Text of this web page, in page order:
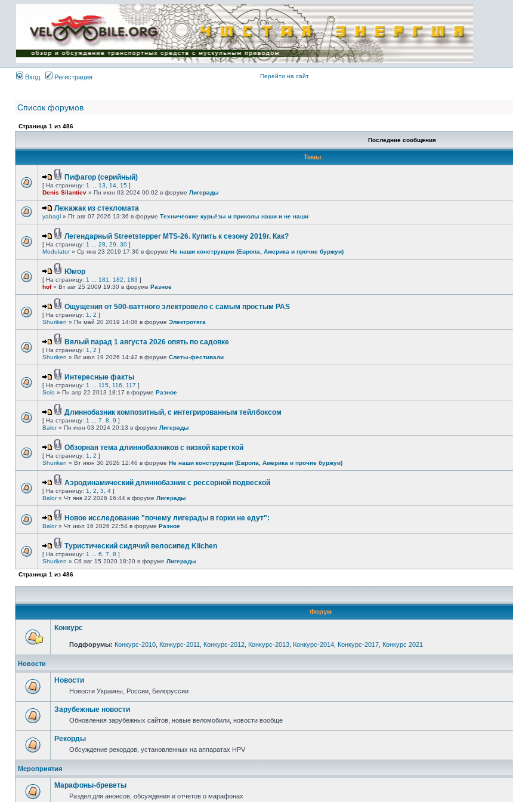
Имя пользователя:
Пароль:
{ LOG_ME_IN_SHORT
}
Вход Регистрация Перейти на сайт
Список форумов
Страница 1 из 486
Последние сообщения
Темы
Пифагор (серийный)
[ На страницу: 1 13 14 15 ]
Denis Silantiev » Пн июн 03 2024 00:02 в форуме Лигерады
Лежажак из стекломата
yabagl » Пт авг 07 2026 13:36 в форуме Технические курьёзы и приколы наши и не наши
Легендарный Streetstepper MTS-26. Купить к сезону 2019г. Как?
[ На страницу: 1 28 29 30 ]
Modulator» Ср янв 23 2019 17:36 в форуме Не наши конструкции (Европа, Америка и прочие буржуи)
Юмор
[ На страницу: 1 181 182 183 ]
hof» Вт авг 25 2009 19:30 в форуме Разное
Ощущения от 500-ваттного электровело с самым простым PAS
[ На страницу: 1 2 ]
Shuriken » Пн май 20 2019 14:08 в форуме Электротяга
Вялый парад 1 августа 2026 опять по садовке
[ На страницу: 1 2 ]
Shuriken » Вс июл 19 2026 14:42 в форуме Слеты-фестивали
Интересные факты
[ На страницу: 1 115 116 117 ]
Solo » Пн апр 22 2013 18:17 в форуме Разное
Длиннобазник композитный, с интегрированным тейлбоксом
[ На страницу: 1 7 8 9 ]
Balor» Пн июн 03 2024 20:13 в форуме Лигерады
Обзорная тема длиннобахников с низкой кареткой
[ На страницу: 1 2 ]
Shuriken » Вт июн 30 2026 12:46 в форуме Не наши конструкции (Европа, Америка и прочие буржуи)
Аэродинамический длиннобазник с рессорной подвеской
[ На страницу: 1 2 3 4 ]
Balor» Чт янв 22 2026 16:44 в форуме Лигерады
Новое исследование "почему лигерады в горки не едут":
Balor» Чт июл 16 2026 22:54 в форуме Разное
Туристический сидячий велосипед Klichen
[ На страницу: 1 6 7 8 ]
Shuriken » Сб авг 15 2020 18:20 в форуме Лигерады
Страница 1 из 486
Форум
Конкурс
Подфорумы: Конкурс-2010 Конкурс-2011 Конкурс-2012 Конкурс-2013 Конкурс-2014 Конкурс-2017 Конкурс 2021
Новости
Новости
Новости Украины, России, Белоруссии
Зарубежные новости
Обновления зарубежных сайтов, новые веломобили, новости вообще
Рекорды
Обсуждение рекордов, установленных на аппаратах HPV
Мероприятия
Марафоны-бреветы
Раздел для анонсов, обсуждения и отчетов о марафонах